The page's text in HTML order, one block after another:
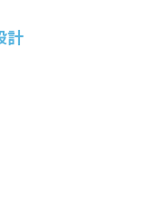
事例
方法
計